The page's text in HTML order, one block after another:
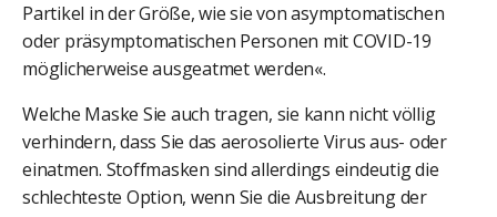
Partikel in der Größe, wie sie von asymptomatischen
oder präsymptomatischen Personen mit COVID-19
möglicherweise ausgeatmet werden«.
Welche Maske Sie auch tragen, sie kann nicht völlig
verhindern, dass Sie das aerosolierte Virus aus- oder
einatmen. Stoffmasken sind allerdings eindeutig die
schlechteste Option, wenn Sie die Ausbreitung der